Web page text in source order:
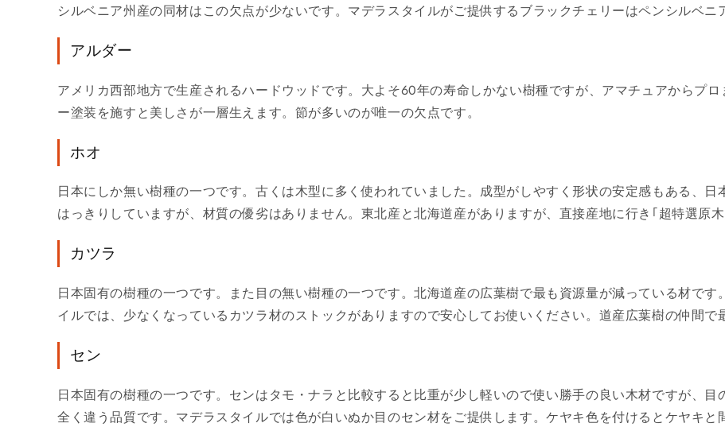
シルベニア州産の同材はこの欠点が少ないです。マデラスタイルがご提供するブラックチェリーはペンシルベニ
アルダー
アメリカ西部地方で生産されるハードウッドです。大よそ60年の寿命しかない樹種ですが、アマチュアからプ
ー塗装を施すと美しさが一層生えます。節が多いのが唯一の欠点です。
ホオ
日本にしか無い樹種の一つです。古くは木型に多く使われていました。成型がしやすく形状の安定感もある、
はっきりしていますが、材質の優劣はありません。東北産と北海道産がありますが、直接産地に行き｢超特選原木
カツラ
日本固有の樹種の一つです。また目の無い樹種の一つです。北海道産の広葉樹で最も資源量が減っている材で
イルでは、少なくなっているカツラ材のストックがありますので安心してお使いください。道産広葉樹の仲間で
セン
日本固有の樹種の一つです。センはタモ・ナラと比較すると比重が少し軽いので使い勝手の良い木材ですが、
全く違う品質です。マデラスタイルでは色が白いぬか目のセン材をご提供します。ケヤキ色を付けるとケヤキ